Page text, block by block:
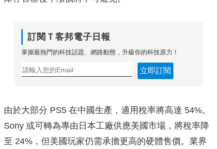
訂閱Ｔ客邦電子日報
掌握最熱門的科技話題、網路動態，升級你的科技原力！
立即訂閱
由於大部分 PS5 在中國生產，適用稅率將高達 54%。
Sony 或可轉為專由日本工廠供應美國市場，將稅率降
至 24%，但美國玩家仍需承擔更高的硬體售價。業界